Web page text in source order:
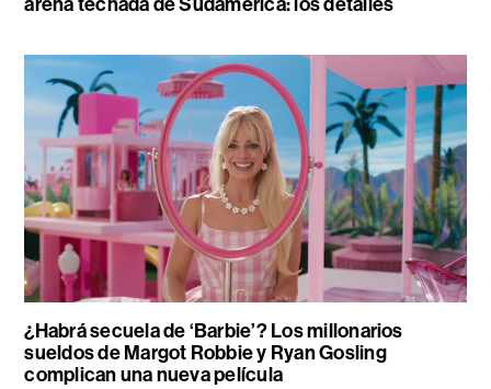
¿Habrá secuela de ‘Barbie’? Los millonarios
sueldos de Margot Robbie y Ryan Gosling
complican una nueva película